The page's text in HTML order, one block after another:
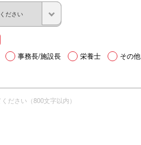
事務長/施設長 栄養士 その他